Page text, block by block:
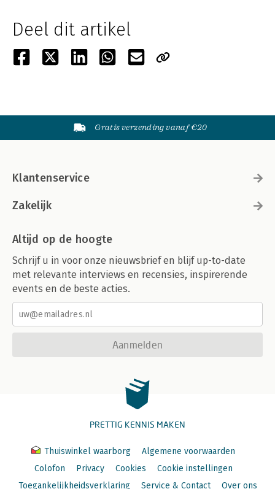
Deel dit artikel
Gratis verzending vanaf €20
Klantenservice
Zakelijk
Altijd op de hoogte
Schrijf u in voor onze nieuwsbrief en blijf up-to-date
met relevante interviews en recensies, inspirerende
events en de beste acties.
Aanmelden
PRETTIG KENNIS MAKEN
Thuiswinkel waarborg
Algemene voorwaarden
Colofon
Privacy Cookies
Cookie instellingen
Toegankelijkheidsverklaring
Service & Contact Over ons